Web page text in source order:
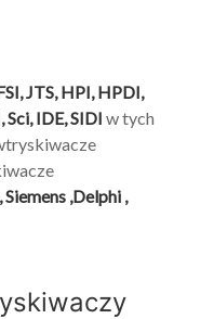
JTS, HPI, HPDI,
IDE, SIDI w tych
Siemens ,Delphi ,